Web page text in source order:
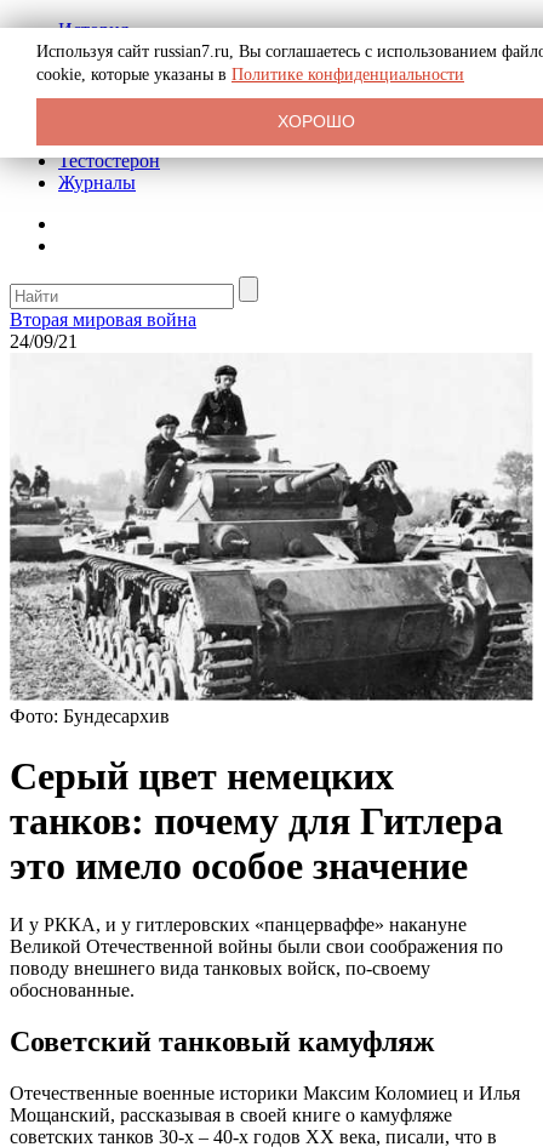
История
Биография
Криминал
Реклама на сайте
Тестостерон
Журналы
Вторая мировая война
24/09/21
Фото: Бундесархив
Серый цвет немецких
танков: почему для Гитлера
это имело особое значение
И у РККА, и у гитлеровских «панцерваффе» накануне
Великой Отечественной войны были свои соображения по
поводу внешнего вида танковых войск, по-своему
обоснованные.
Советский танковый камуфляж
Отечественные военные историки Максим Коломиец и Илья
Мощанский, рассказывая в своей книге о камуфляже
советских танков 30-х – 40-х годов ХХ века, писали, что в
Используя сайт russian7.ru, Вы соглашаетесь с использованием
cookie, которые указаны в Политике конфиденциальности
ХОРОШО